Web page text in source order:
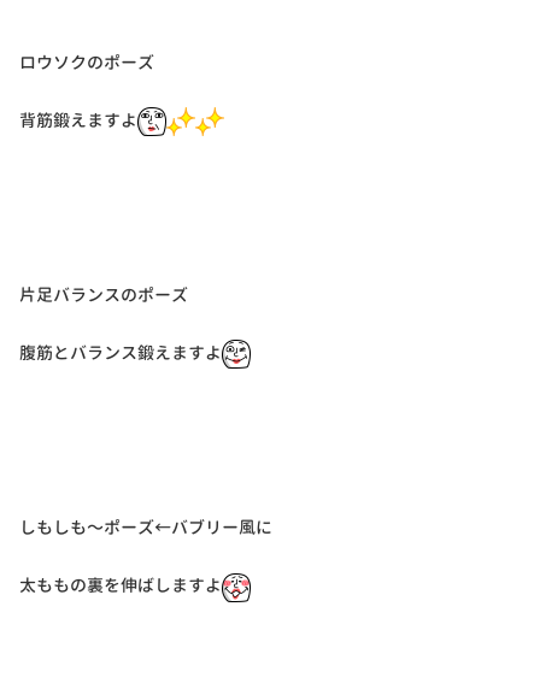
ロウソクのポーズ
背筋鍛えますよ
片足バランスのポーズ
腹筋とバランス鍛えますよ
しもしも〜ポーズ←バブリー風に
太ももの裏を伸ばしますよ